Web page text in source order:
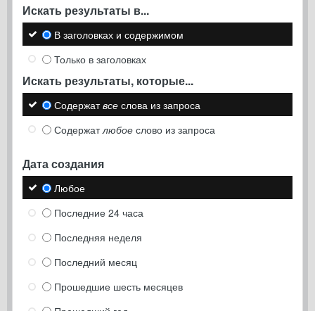
Искать результаты в...
В заголовках и содержимом
Только в заголовках
Искать результаты, которые...
Содержатвсе слова из запроса
Содержатлюбое слово из запроса
Дата создания
Любое
Последние 24 часа
Последняя неделя
Последний месяц
Прошедшие шесть месяцев